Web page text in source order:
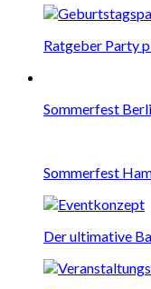
Ratgeber Party
Sommerfest
Sommerfest
Der ultimative